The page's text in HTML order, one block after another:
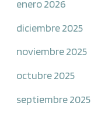
enero 2026
diciembre 2025
noviembre 2025
octubre 2025
septiembre 2025